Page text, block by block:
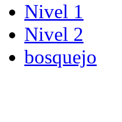
Nivel 1
Nivel 2
bosquejo